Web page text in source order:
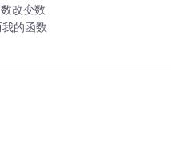
改变数
的函数